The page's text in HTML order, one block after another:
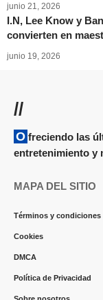
junio 21, 2026
I.N, Lee Know y
convierten en
junio 19, 2026
//
Ofreciendo las últimas actualizaciones y noticias sobre
entretenimiento y
MAPA DEL SITIO
Términos y condiciones
Cookies
DMCA
Política de Privacidad